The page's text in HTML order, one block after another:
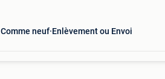
Comme neuf Enlèvement ou Envoi